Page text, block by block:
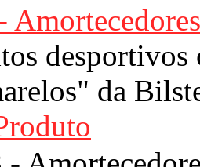
desportivos
da